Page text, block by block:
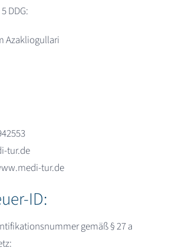
Kontakt
DDG:
Azakliogullari
tur.de
tur.de
ID:
gemäß § 27 a